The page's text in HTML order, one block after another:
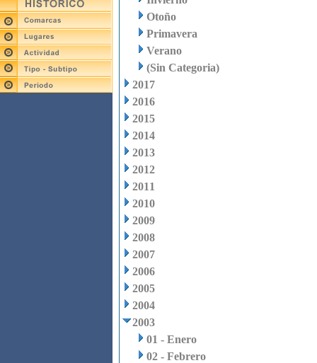
Otoño
Primavera
Verano
(Sin Categoria)
2017
2016
2015
2014
2013
2012
2011
2010
2009
2008
2007
2006
2005
2004
2003
01 - Enero
02 - Febrero